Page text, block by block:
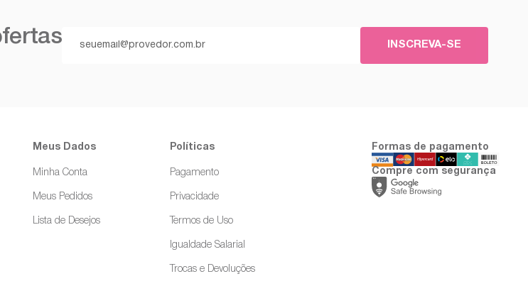
INSCREVA-SE
Meus Dados
Minha Conta
Meus Pedidos
Lista de Desejos
Políticas
Pagamento
Privacidade
Termos de Uso
Igualdade Salarial
Trocas e Devoluções
Formas de pagamento
Compre com segurança